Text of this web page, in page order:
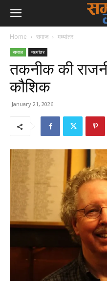
Home समाज मध्यांतर
समाज मध्यांतर
तकनीक की
कौशिक
January 21, 2026